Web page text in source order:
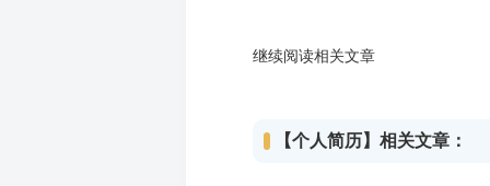
继续阅读相关文章
【个人简历】相关文章：